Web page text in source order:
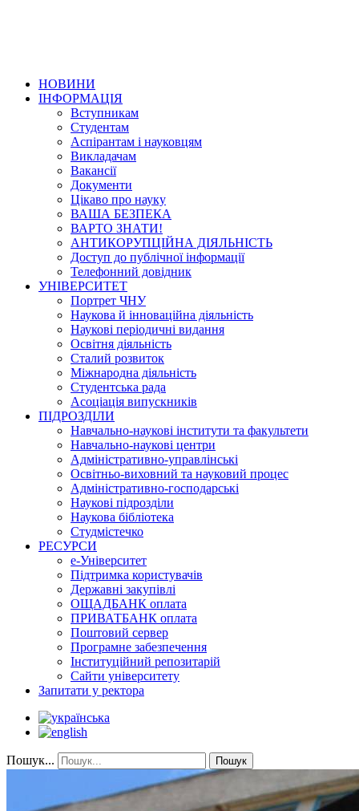
НОВИНИ
ІНФОРМАЦІЯ
Вступникам
Студентам
Аспірантам і науковцям
Викладачам
Вакансії
Документи
Цікаво про науку
ВАША БЕЗПЕКА
ВАРТО ЗНАТИ!
АНТИКОРУПЦІЙНА ДІЯЛЬНІСТЬ
Доступ до публічної інформації
Телефонний довідник
УНІВЕРСИТЕТ
Портрет ЧНУ
Наукова й інноваційна діяльність
Наукові періодичні видання
Освітня діяльність
Сталий розвиток
Міжнародна діяльність
Студентська рада
Асоціація випускників
ПІДРОЗДІЛИ
Навчально-наукові інститути та факультети
Навчально-наукові центри
Адміністративно-управлінські
Освітньо-виховний та науковий процес
Адміністративно-господарські
Наукові підрозділи
Наукова бібліотека
Студмістечко
РЕСУРСИ
е-Університет
Підтримка користувачів
Державні закупівлі
ОЩАДБАНК оплата
ПРИВАТБАНК оплата
Поштовий сервер
Програмне забезпечення
Інституційний репозитарій
Сайти університету
Запитати у ректора
Пошук... Пошук